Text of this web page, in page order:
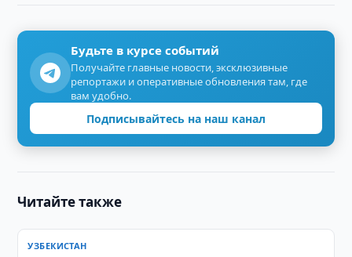
Будьте в курсе событий
Получайте главные новости, эксклюзивные
репортажи и оперативные обновления там, где
вам удобно.
Подписывайтесь на наш канал
Читайте также
УЗБЕКИСТАН